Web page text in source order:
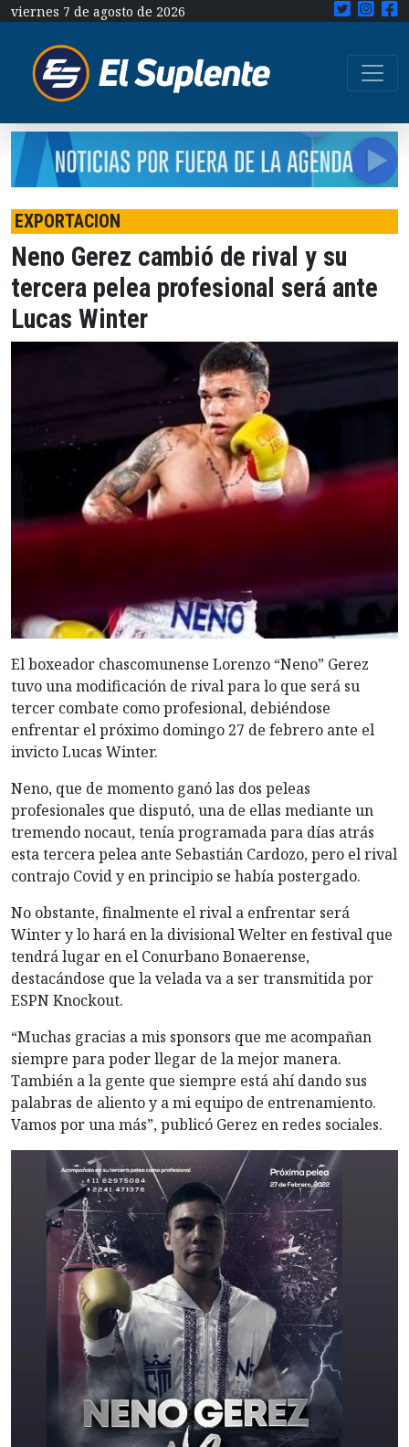
viernes 7 de agosto de 2026
EXPORTACION
Neno Gerez cambió de rival y su
tercera pelea profesional será ante
Lucas Winter
El boxeador chascomunense Lorenzo “Neno” Gerez
tuvo una modificación de rival para lo que será su
tercer combate como profesional, debiéndose
enfrentar el próximo domingo 27 de febrero ante el
invicto Lucas Winter.
Neno, que de momento ganó las dos peleas
profesionales que disputó, una de ellas mediante un
tremendo nocaut, tenía programada para días atrás
esta tercera pelea ante Sebastián Cardozo, pero el rival
contrajo Covid y en principio se había postergado.
No obstante, finalmente el rival a enfrentar será
Winter y lo hará en la divisional Welter en festival que
tendrá lugar en el Conurbano Bonaerense,
destacándose que la velada va a ser transmitida por
ESPN Knockout.
“Muchas gracias a mis sponsors que me acompañan
siempre para poder llegar de la mejor manera.
También a la gente que siempre está ahí dando sus
palabras de aliento y a mi equipo de entrenamiento.
Vamos por una más”, publicó Gerez en redes sociales.